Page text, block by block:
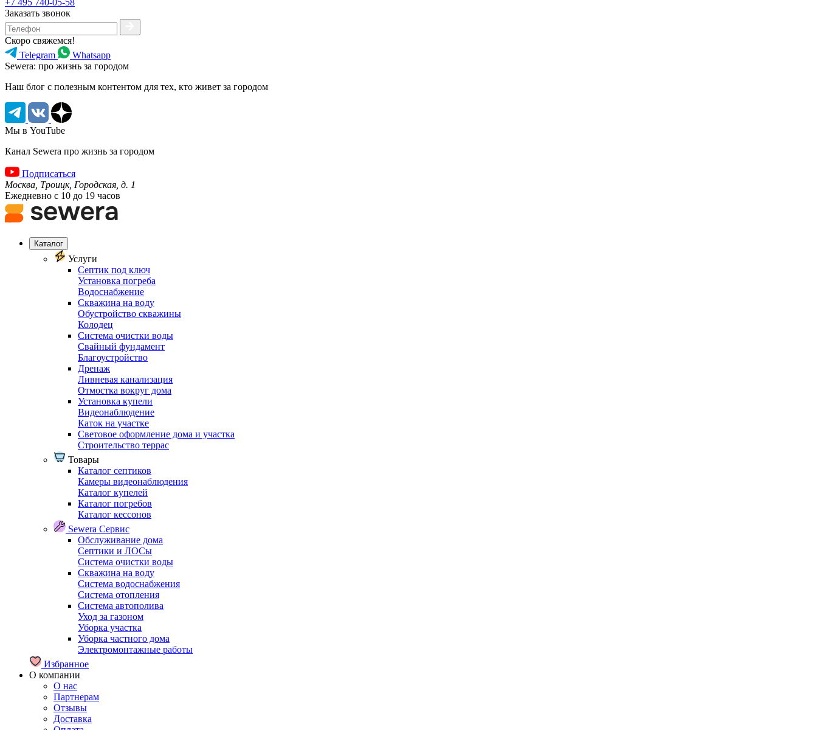
+7 495 740-05-58
Заказать звонок
Скоро свяжемся!
Telegram
Whatsapp
Sewera: про жизнь за городом
Наш блог c полезным контентом для тех, кто живет за городом
Мы в YouTube
Канал Sewera про жизнь за городом
Подписаться
Москва, Троицк, Городская, д. 1
Ежедневно с 10 до 19 часов
Каталог
Услуги
Септик под ключ
Установка погреба
Водоснабжение
Скважина на воду
Обустройство скважины
Колодец
Система очистки воды
Свайный фундамент
Благоустройство
Дренаж
Ливневая канализация
Отмостка вокруг дома
Установка купели
Видеонаблюдение
Каток на участке
Световое оформление дома и участка
Строительство террас
Товары
Каталог септиков
Камеры видеонаблюдения
Каталог купелей
Каталог погребов
Каталог кессонов
Sewera Сервис
Обслуживание дома
Септики и ЛОСы
Система очистки воды
Скважина на воду
Система водоснабжения
Система отопления
Система автополива
Уход за газоном
Уборка участка
Уборка частного дома
Электромонтажные работы
Избранное
О компании
О нас
Партнерам
Отзывы
Доставка